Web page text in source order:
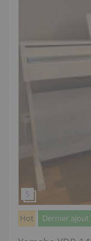
Hot Dernier ajout